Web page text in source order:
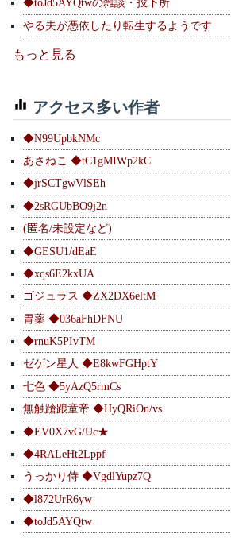
◆toJd5AYQtwの雑談・投下所
やる夫が憑依したり転生するようです
もっと見る
アクセス多い作者
◆N99UpbkNMc
あさねこ ◆tC1gMIWp2kC
◆jrSCTgwVlSEh
◆2sRGUbBO9j2n
(匿名/未設定など)
◆GESU1/dEaE
◆xqs6E2kxUA
ゴジュラス ◆ZX2DX6eltM
胃薬 ◆036aFhDFNU
◆rnuK5PIvTM
ゼゲン星人 ◆E8kwFGHptY
七色 ◆5yAzQ5rmCs
無触蹌踉童帝 ◆HyQRiOn/vs
◆EV0X7vG/Uc★
◆4RALeHt2Lppf
うっかり侍 ◆VgdlYupz7Q
◆l872UrR6yw
◆toJd5AYQtw